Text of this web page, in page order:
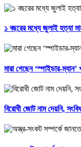
১ বছরের মধ্যে জুলাই হত্যা
মারা গেছেন ‘স্পাইডার-ম্যান’
বিরোধী জোট নাম দেয়নি,